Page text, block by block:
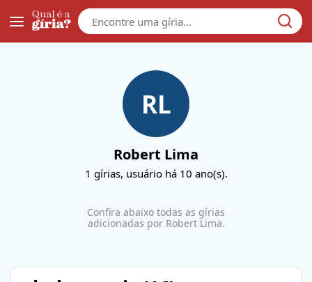
Galera
RL
Robert Lima
1 gírias, usuário há 10 ano(s).
Confira abaixo todas as gírias
adicionadas por Robert Lima.